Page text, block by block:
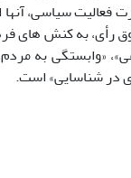
سیاسی، آن­ها
«وابستگی به
در شناسایی» است.